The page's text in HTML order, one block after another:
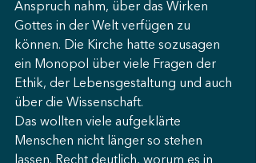
Anspruch nahm, über das Wirken
Gottes in der Welt verfügen zu
können. Die Kirche hatte sozusagen
ein Monopol über viele Fragen der
Ethik, der Lebensgestaltung und auch
über die Wissenschaft.
Das wollten viele aufgeklärte
Menschen nicht länger so stehen